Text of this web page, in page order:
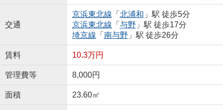
交通
京浜東北線 「 北浦和 」駅 徒歩5分
京浜東北線 「 与野 」駅 徒歩17分
埼京線 「 南与野 」駅 徒歩26分
賃料 10.3万円
管理費等 8,000円
面積 23.60㎡